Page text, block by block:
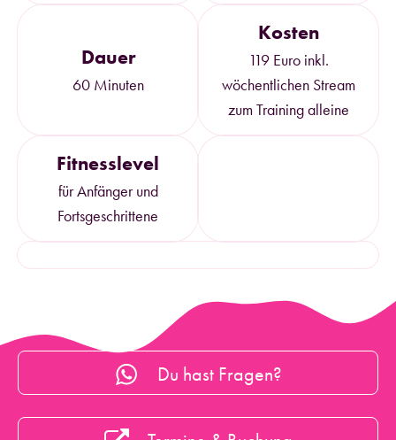
Dauer
60 Minuten
Kosten
119 Euro inkl.
wöchentlichen Stream
zum Training alleine
Fitnesslevel
für Anfänger und
Fortsgeschrittene
Du hast Fragen?